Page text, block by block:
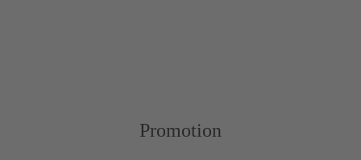
Promotion